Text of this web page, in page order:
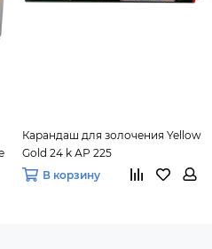
Карандаш для золочения Yellow
Gold 24 k АР 225
В корзину